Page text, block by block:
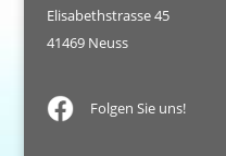
Elisabethstrasse 45
41469 Neuss
Folgen Sie uns!